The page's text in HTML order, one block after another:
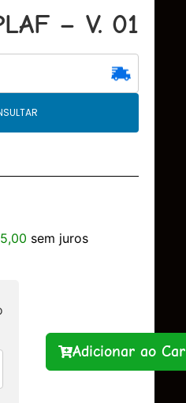
– V. 01
sem juros
Adicionar ao